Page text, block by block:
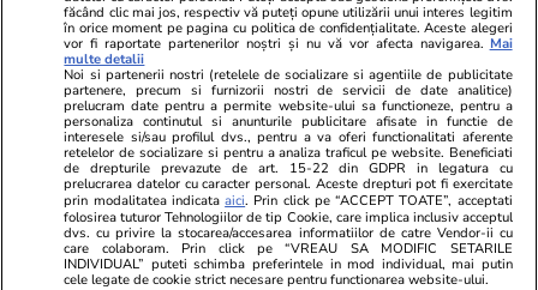
dacă intră la guvernare
PARTENERI
făcând clic mai jos, respectiv vă puteți opune utilizării unui interes legitim
în orice moment pe pagina cu politica de confidențialitate. Aceste alegeri
vor fi raportate partenerilor noștri și nu vă vor afecta navigarea. Mai
multe detalii
Noi si partenerii nostri (retelele de socializare si agentiile de publicitate
partenere, precum si furnizorii nostri de servicii de date analitice)
prelucram date pentru a permite website-ului sa functioneze, pentru a
personaliza continutul si anunturile publicitare afisate in functie de
interesele si/sau profilul dvs., pentru a va oferi functionalitati aferente
retelelor de socializare si pentru a analiza traficul pe website. Beneficiati
de drepturile prevazute de art. 15-22 din GDPR in legatura cu
prelucrarea datelor cu caracter personal. Aceste drepturi pot fi exercitate
prin modalitatea indicataaici. Prin click pe “ACCEPT TOATE”, acceptati
folosirea tuturor Tehnologiilor de tip Cookie, care implica inclusiv acceptul
dvs. cu privire la stocarea/accesarea informatiilor de catre Vendor-ii cu
care colaboram. Prin click pe “VREAU SA MODIFIC SETARILE
INDIVIDUAL” puteti schimba preferintele in mod individual, mai putin
cele legate de cookie strict necesare pentru functionarea website-ului.